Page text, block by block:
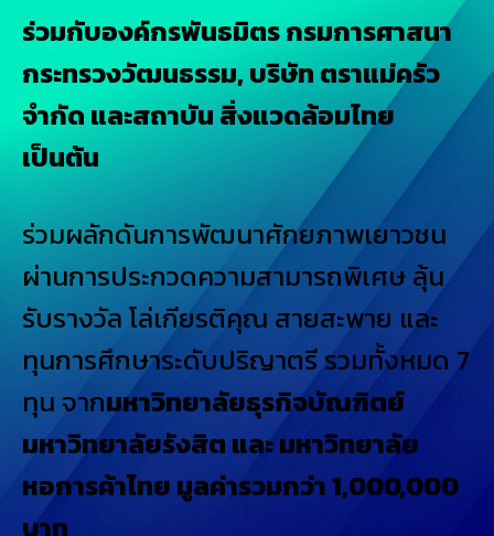
ร่วมกับองค์กรพันธมิตร กรมการศาสนา
กระทรวงวัฒนธรรม, บริษัท ตราแม่ครัว
จำกัด และสถาบัน สิ่งแวดล้อมไทย
เป็นต้น
ร่วมผลักดันการพัฒนาศักยภาพเยาวชน
ผ่านการประกวดความสามารถพิเศษ ลุ้น
รับรางวัล โล่เกียรติคุณ สายสะพาย และ
ทุนการศึกษาระดับปริญาตรี รวมทั้งหมด 7
ทุน จากมหาวิทยาลัยธุรกิจบัณฑิตย์
มหาวิทยาลัยรังสิต และ มหาวิทยาลัย
หอการค้าไทย มูลค่ารวมกว่า 1,000,000
บาท